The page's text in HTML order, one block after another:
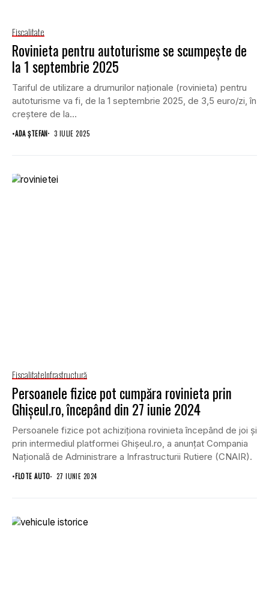
Fiscalitate
Rovinieta pentru autoturisme se scumpește de
la 1 septembrie 2025
Tariful de utilizare a drumurilor naționale (rovinieta) pentru
autoturisme va fi, de la 1 septembrie 2025, de 3,5 euro/zi, în
creștere de la...
•ADA ȘTEFAN 3 IULIE 2025
FiscalitateInfrastructură
Persoanele fizice pot cumpăra rovinieta prin
Ghişeul.ro, începând din 27 iunie 2024
Persoanele fizice pot achiziţiona rovinieta începând de joi şi
prin intermediul platformei Ghişeul.ro, a anunțat Compania
Naţională de Administrare a Infrastructurii Rutiere (CNAIR).
•FLOTE AUTO 27 IUNIE 2024